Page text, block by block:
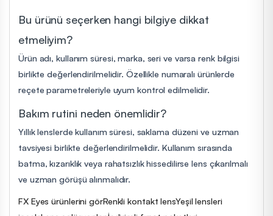
Bu ürünü seçerken hangi bilgiye dikkat
etmeliyim?
Ürün adı, kullanım süresi, marka, seri ve varsa renk bilgisi
birlikte değerlendirilmelidir. Özellikle numaralı ürünlerde
reçete parametreleriyle uyum kontrol edilmelidir.
Bakım rutini neden önemlidir?
Yıllık lenslerde kullanım süresi, saklama düzeni ve uzman
tavsiyesi birlikte değerlendirilmelidir. Kullanım sırasında
batma, kızarıklık veya rahatsızlık hissedilirse lens çıkarılmalı
ve uzman görüşü alınmalıdır.
FX Eyes ürünlerini görRenkli kontakt lensYeşil lensleri